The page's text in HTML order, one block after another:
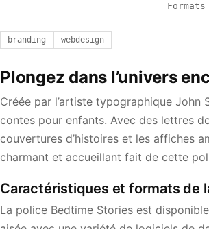
branding webdesign
Plongez dans l’univers
Créée par l’artiste typographique
contes pour enfants. Avec des lettres
couvertures d’histoires et les affiches
charmant et accueillant fait de cette
Caractéristiques et formats de
La police Bedtime Stories est